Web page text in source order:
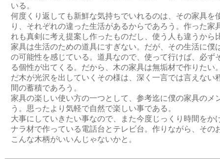
いる。
何度くり返しても新鮮な気持ちでいれるのは、その家具を
り、それぞれの違った生活があるからであろう。作った家
れも真剣に考え提案し作ったものだし、使う人も違うから
家具は生活のための道具にすぎない。だが、その生活に僕
の可能性を感じている。道具なので、使って行けば、必ず
る個性が出てくる。だから、木の家具は無垢材で作りたい
だ木が光沢を出していくその様は、深く一言では言えない
間の蓄積であろう。
家具の楽しい使い方の一つとして、参考迄に僕の家具のメ
う。思ったより気軽で自然で楽しい事である。
大事にしていきたい事なので、また今度じっくり時間をか
ナラ材で作っている電話台とテレビ台。作りながら、その
こんな木柄がいいんじゃないかと。